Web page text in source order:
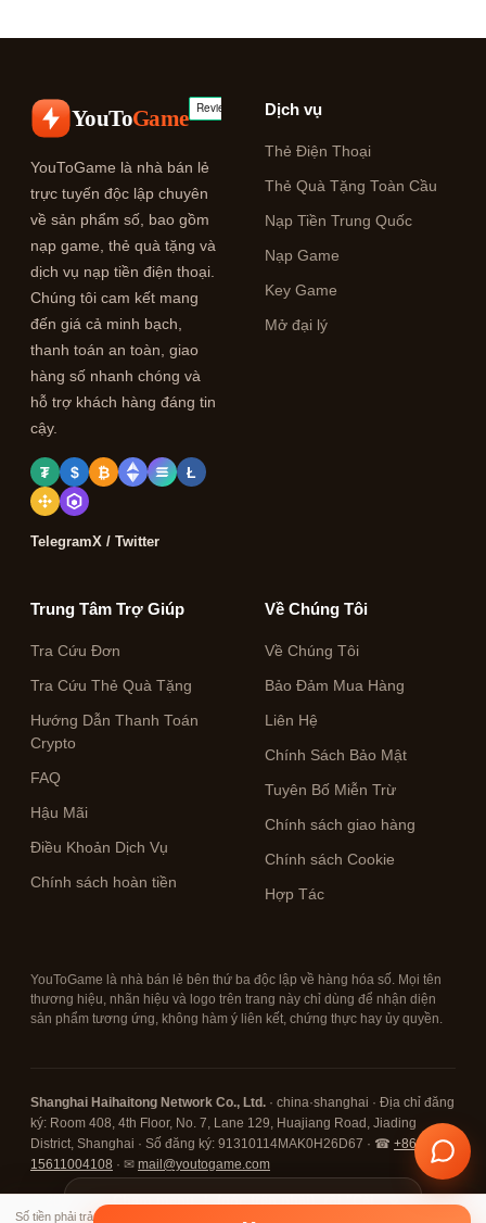
Số tiền phải trả
YouToGame
YouToGame là nhà bán lẻ
trực tuyến độc lập chuyên
về sản phẩm số, bao gồm
nạp game, thẻ quà tặng và
dịch vụ nạp tiền điện thoại.
Chúng tôi cam kết mang
đến giá cả minh bạch,
thanh toán an toàn, giao
hàng số nhanh chóng và
hỗ trợ khách hàng đáng tin
cậy.
₮ $ ₿ Ł
TelegramX / Twitter
Dịch vụ
Thẻ Điện Thoại
Thẻ Quà Tặng Toàn Cầu
Nạp Tiền Trung Quốc
Nạp Game
Key Game
Mở đại lý
Trung Tâm Trợ Giúp
Tra Cứu Đơn
Tra Cứu Thẻ Quà Tặng
Hướng Dẫn Thanh Toán
Crypto
FAQ
Hậu Mãi
Điều Khoản Dịch Vụ
Chính sách hoàn tiền
Về Chúng Tôi
Về Chúng Tôi
Bảo Đảm Mua Hàng
Liên Hệ
Chính Sách Bảo Mật
Tuyên Bố Miễn Trừ
Chính sách giao hàng
Chính sách Cookie
Hợp Tác
YouToGame là nhà bán lẻ bên thứ ba độc lập về hàng hóa số. Mọi tên
thương hiệu, nhãn hiệu và logo trên trang này chỉ dùng để nhận diện
sản phẩm tương ứng, không hàm ý liên kết, chứng thực hay ủy quyền.
Shanghai Haihaitong Network Co., Ltd. · china·shanghai · Địa chỉ đăng
ký: Room 408, 4th Floor, No. 7, Lane 129, Huajiang Road, Jiading
District, Shanghai · Số đăng ký: 91310114MAK0H26D67 · ☎ +86
15611004108 · ✉ mail@youtogame.com
© 2026 YouToGame ·Chạm menu ⋮ (góc trên phải), rồi "Cài
✕